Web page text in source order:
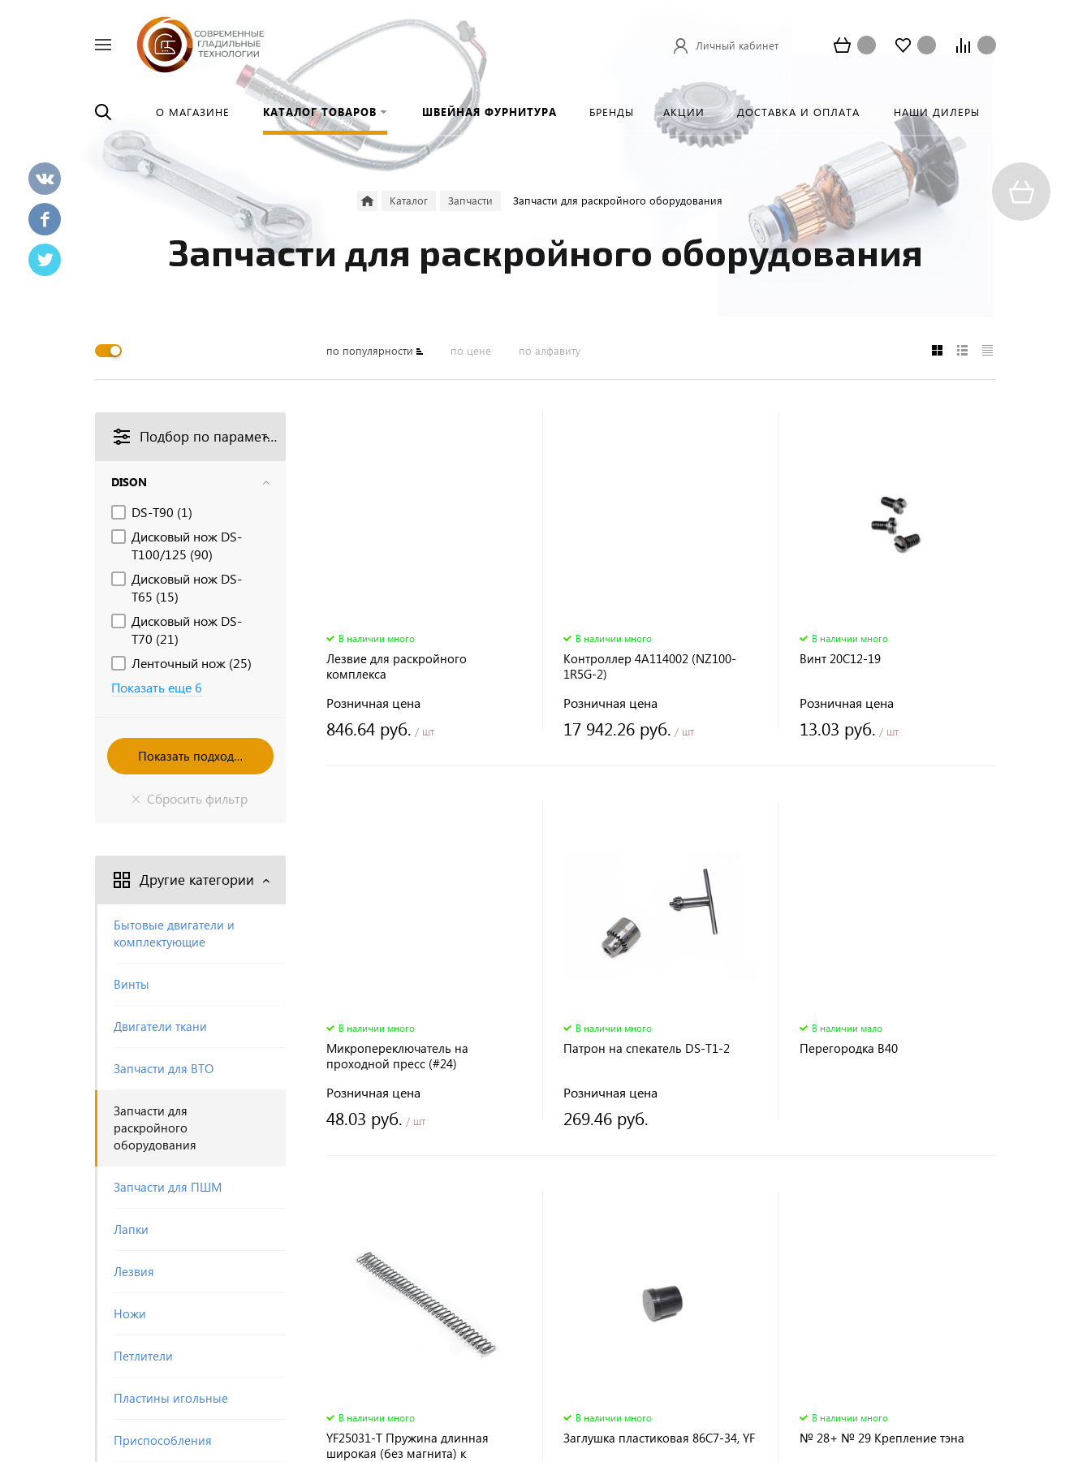
Личный кабинет
О МАГАЗИНЕ КАТАЛОГ ТОВАРОВ ШВЕЙНАЯ ФУРНИТУРА БРЕНДЫ АКЦИИ ДОСТАВКА И ОПЛАТА НАШИ ДИЛЕРЫ
Каталог Запчасти Запчасти для раскройного оборудования
Запчасти для раскройного оборудования
по популярности по цене по алфавиту
Подбор по параметрам
DISON
DS-T90 (1)
Дисковый нож DS-
T100/125 (90)
Дисковый нож DS-
T65 (15)
Дисковый нож DS-
T70 (21)
Ленточный нож (25)
Показать еще 6
Другие категории
Бытовые двигатели и
комплектующие
Винты
Двигатели ткани
Запчасти для ВТО
Запчасти для
раскройного
оборудования
Запчасти для ПШМ
Лапки
Лезвия
Ножи
Петлители
Пластины игольные
Приспособления
В наличии много
Лезвие для раскройного
комплекса
Розничная цена
846.64 руб. / шт
В наличии много
Контроллер 4A114002 (NZ100-
1R5G-2)
Розничная цена
17 942.26 руб. / шт
В наличии много
Винт 20C12-19
Розничная цена
13.03 руб. / шт
В наличии много
Микропереключатель на
проходной пресс (#24)
Розничная цена
48.03 руб. / шт
В наличии много
Патрон на спекатель DS-T1-2
Розничная цена
269.46 руб.
В наличии мало
Перегородка B40
В наличии много
YF25031-T Пружина длинная
широкая (без магнита) к
В наличии много
Заглушка пластиковая 86C7-34, YF
В наличии много
№ 28+ № 29 Крепление тэна